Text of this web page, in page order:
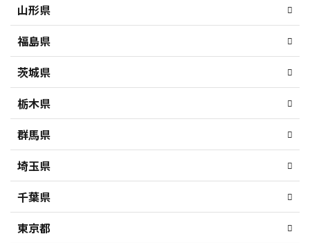
山形県
福島県
茨城県
栃木県
群馬県
埼玉県
千葉県
東京都